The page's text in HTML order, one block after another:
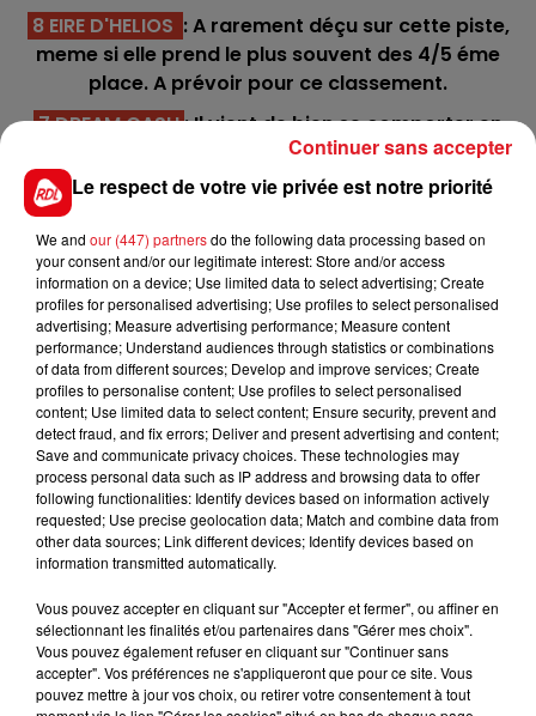
8 EIRE D'HELIOS : A rarement déçu sur cette piste,
meme si elle prend le plus souvent des 4/5 éme
place. A prévoir pour ce classement.
7 DREAM CASH: Il vient de bien se comporter en
prenant une honorable 6 éme place dans un trés
bon lot (1er Diable de vauvert). Avec un bon
*************
FILS D'ACTUS
15 juillet 2026
BÉTHUNE: ENQUÊTE POUR HOMICIDE
Le respect de votre vie privée est notre priorité
We and our (447) partnersdo the following data processing based on
your consent and/or our legitimate interest: Store and/or access
information on a device; Use limited data to select advertising; Create
profiles for personalised advertising; Use profiles to select personalised
advertising; Measure advertising performance; Measure content
performance; Understand audiences through statistics or combinations
of data from different sources; Develop and improve services; Create
profiles to personalise content; Use profiles to select personalised
content; Use limited data to select content; Ensure security, prevent and
detect fraud, and fix errors; Deliver and present advertising and content;
Save and communicate privacy choices. These technologies may
process personal data such as IP address and browsing data to offer
following functionalities: Identify devices based on information actively
requested; Use precise geolocation data; Match and combine data from
other data sources; Link different devices; Identify devices based on
information transmitted automatically.
Vous pouvez accepter en cliquant sur "Accepter et fermer", ou affiner en
sélectionnant les finalités et/ou partenaires dans "Gérer mes choix".
Vous pouvez également refuser en cliquant sur "Continuer sans
accepter". Vos préférences ne s'appliqueront que pour ce site. Vous
pouvez mettre à jour vos choix, ou retirer votre consentement à tout
Continuer sans accepter